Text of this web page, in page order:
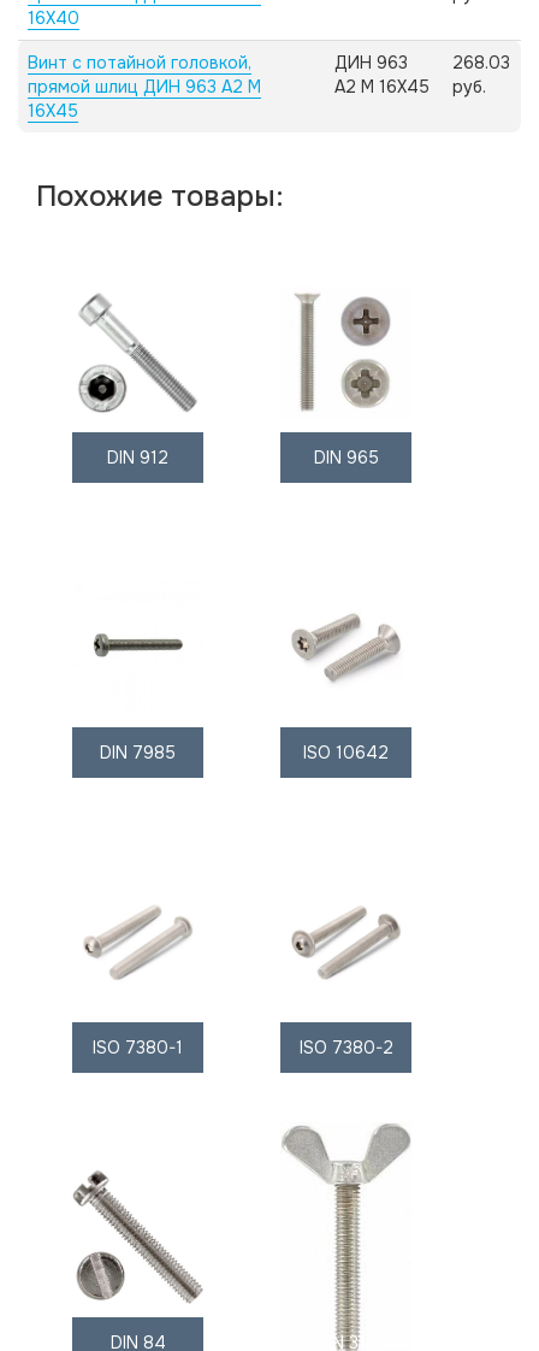
16X40
Винт с потайной головкой,
прямой шлиц ДИН 963 А2 M
16X45
ДИН 963
А2 M 16X45
268.03
руб.
Похожие товары:
DIN 912 DIN 965
DIN 7985 ISO 10642
ISO 7380-1 ISO 7380-2
DIN 84 DIN 316